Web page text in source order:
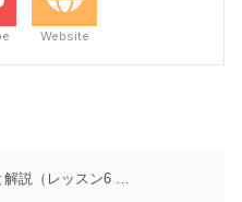
Website
説（レッスン6 …